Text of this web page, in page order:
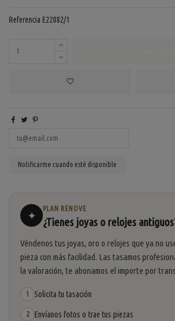
Referencia E22082/1
✦
PLAN RENOVE
¿Tienes joyas o relojes
Véndenos tus joyas, oro o relojes que ya no
pieza con más facilidad. Las tasamos
la valoración, te abonamos el importe por
1 Solicita tu tasación
2 Envíanos fotos o trae tus piezas